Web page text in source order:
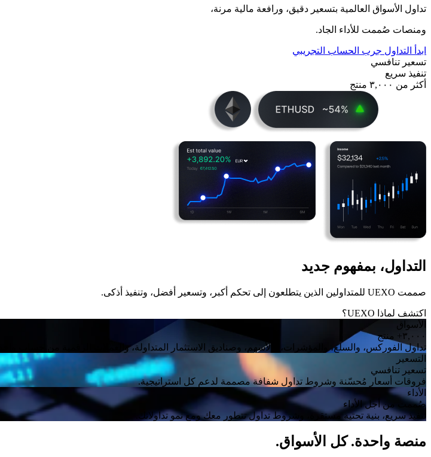
تداول الأسواق العالمية بتسعير دقيق، ورافعة مالية مرنة،
ومنصات صُممت للأداء الجاد.
ابدأ التداول جرب الحساب التجريبي
تسعير تنافسي
تنفيذ سريع
أكثر من ٣,٠٠٠ منتج
التداول، بمفهوم جديد
صممت UEXO للمتداولين الذين يتطلعون إلى تحكم أكبر، وتسعير أفضل، وتنفيذ أذكى.
اكتشف لماذا UEXO؟
الأسواق
٣,٠٠٠+ منتج
تداول الفوركس، والسلع، والمؤشرات، والأسهم، وصناديق الاستثمار المتداولة، والعملات الرقمية من حساب واحد.
التسعير
تسعير تنافسي
فروقات أسعار مُحسّنة وشروط تداول شفافة مصممة لدعم كل استراتيجية.
الأداء
صُممت من أجل الأداء
تنفيذ سريع، بنية تحتية مستقرة، وشروط تداول تتطور معك ومع نمو تداولاتك.
منصة واحدة. كل الأسواق.